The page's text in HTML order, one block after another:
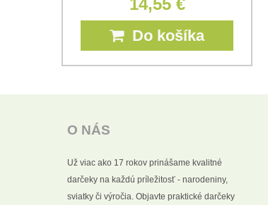
14,55 €
Do košíka
O NÁS
Už viac ako 17 rokov prinášame kvalitné
darčeky na každú príležitosť - narodeniny,
sviatky či výročia. Objavte praktické darčeky